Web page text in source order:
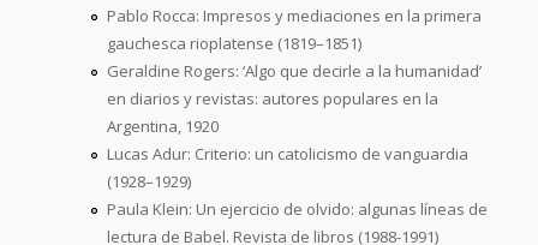
Pablo Rocca: Impresos y mediaciones en la primera
gauchesca rioplatense (1819–1851)
Geraldine Rogers: ‘Algo que decirle a la humanidad’
en diarios y revistas: autores populares en la
Argentina, 1920
Lucas Adur: Criterio: un catolicismo de vanguardia
(1928–1929)
Paula Klein: Un ejercicio de olvido: algunas líneas de
lectura de Babel. Revista de libros (1988-1991)